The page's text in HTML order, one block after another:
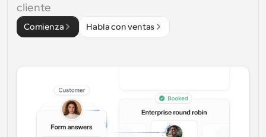
cliente
Comienza Habla con ventas